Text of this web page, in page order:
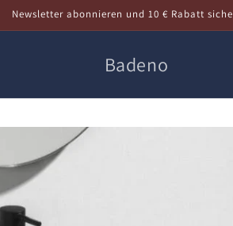
Newsletter abonnieren und 10 € Rabatt
Badeno